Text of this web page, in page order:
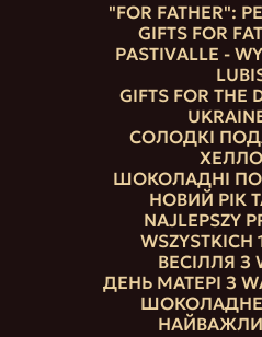
"FOR FATHER":
GIFTS FOR
PASTIVALLE -
GIFTS FOR THE
СОЛОДКІ
ШОКОЛАДНІ
НОВИЙ РІК
NAJLEPSZY
WSZYSTKICH
ВЕСІЛЛЯ З
ДЕНЬ МАТЕРІ З